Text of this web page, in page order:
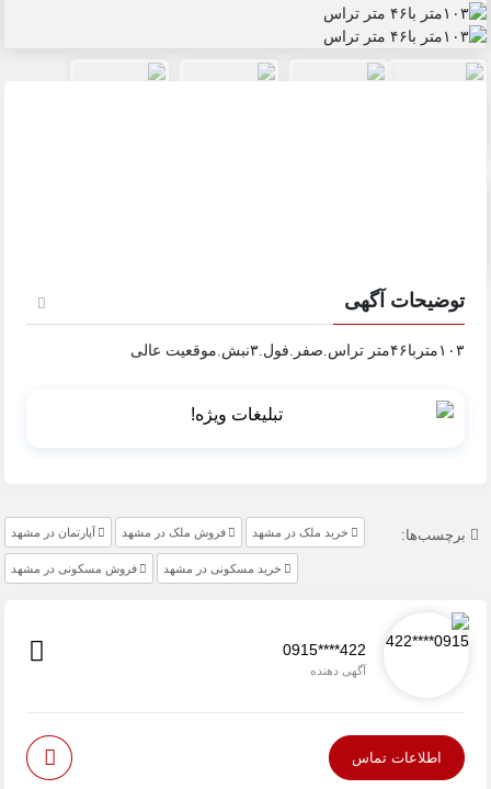
توضیحات آگهی
۱۰۳متربا۴۶متر تراس.صفر.فول.۳نبش.موقعیت عالی
برچسب‌ها: خرید ملک در مشهد فروش ملک در مشهد آپارتمان در مشهد
خرید مسکونی در مشهد فروش مسکونی در مشهد
0915****422
آگهی دهنده
اطلاعات تماس